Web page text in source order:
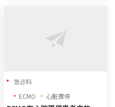
急诊科
ECMO
心脏骤停